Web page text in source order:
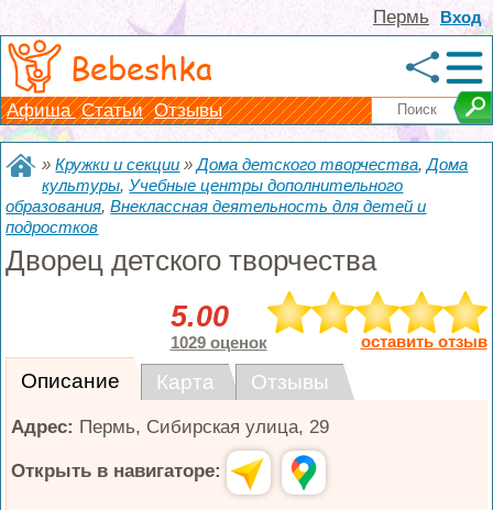
Вход
Пермь
Bebeshka
Афиша Статьи Отзывы
»Кружки и секции »Дома детского творчества,Дома
культуры,Учебные центры дополнительного
образования,Внеклассная деятельность для детей и
подростков
Дворец детского творчества
5.00
1029 оценок оставить отзыв
Описание Карта Отзывы
Адрес: Пермь, Сибирская улица, 29
Открыть в навигаторе: